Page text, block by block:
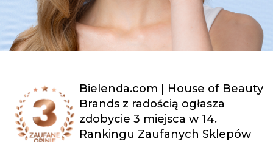
Bielenda.com | House of Beauty
Brands z radością ogłasza
zdobycie 3 miejsca w 14.
Rankingu Zaufanych Sklepów